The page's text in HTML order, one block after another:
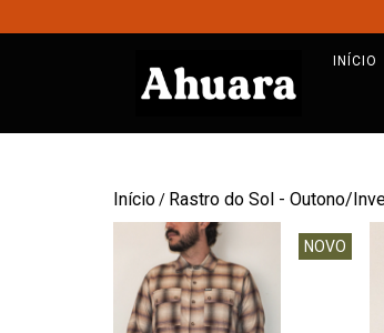
INÍCIO
Início/ Rastro do Sol - Outono/
NOVO